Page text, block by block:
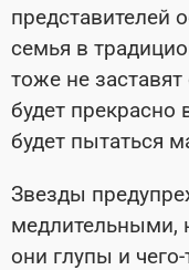
представителей
семья в
тоже не
будет прекрасно
будет пытаться
Звезды
медлительными,
они глупы и